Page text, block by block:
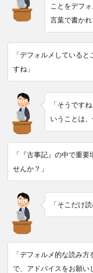
ことをデフ
言葉で書かれ
「デフォルメしている
すね」
「そうです
いうことは
「『古事記』の中で重
せんか？」
「そこだけ
「デフォルメ的な読み
で、アドバイスをお願い